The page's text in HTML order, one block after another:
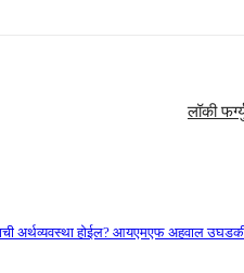
लॉकी
अर्थव्यवस्था होईल? आयएमएफ अहवाल